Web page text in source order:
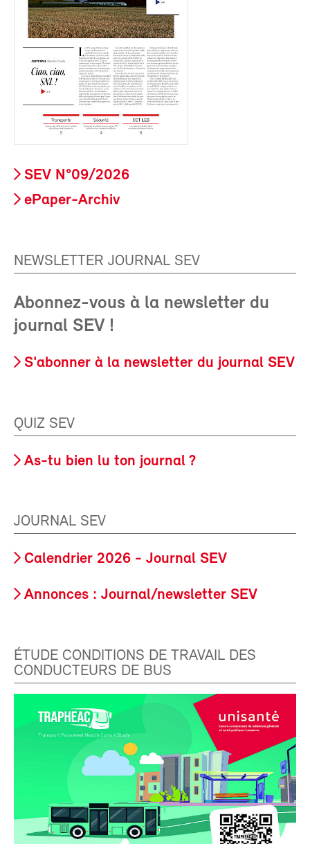
SEV N°09/2026
ePaper-Archiv
NEWSLETTER JOURNAL SEV
Abonnez-vous à la newsletter du
journal SEV !
S'abonner à la newsletter du journal SEV
QUIZ SEV
As-tu bien lu ton journal ?
JOURNAL SEV
Calendrier 2026 - Journal SEV
Annonces : Journal/newsletter SEV
ÉTUDE CONDITIONS DE TRAVAIL DES
CONDUCTEURS DE BUS